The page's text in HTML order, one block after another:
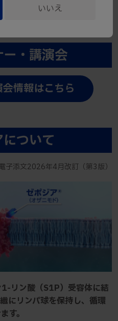
（FAQ）
・講演会
情報はこちら
ついて
子添文2026年4月改訂（第3版）
リン酸（S1P）受容体に結
にリンパ球を保持し、循環
す。
いいえ